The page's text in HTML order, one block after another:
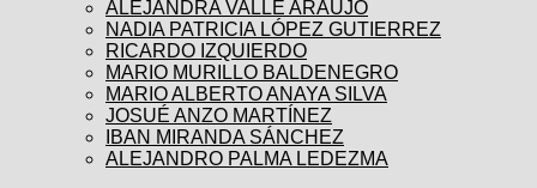
ALEJANDRA VALLE ARAUJO
NADIA PATRICIA LÓPEZ GUTIERREZ
RICARDO IZQUIERDO
MARIO MURILLO BALDENEGRO
MARIO ALBERTO ANAYA SILVA
JOSUÉ ANZO MARTÍNEZ
IBAN MIRANDA SÁNCHEZ
ALEJANDRO PALMA LEDEZMA